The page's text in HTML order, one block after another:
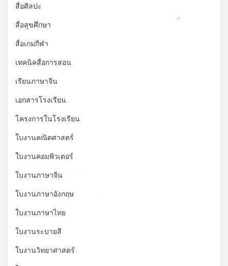
สื่อศิลปะ
สื่อสุขศึกษา
สื่อเกมกีฬา
เทคนิคสื่อการสอน
เรียนภาษาจีน
เอกสารโรงเรียน
โครงการในโรงเรียน
ใบงานคณิตศาสตร์
ใบงานคอมพิวเตอร์
ใบงานภาษาจีน
ใบงานภาษาอังกฤษ
ใบงานภาษาไทย
ใบงานระบายสี
ใบงานวิทยาศาสตร์
*